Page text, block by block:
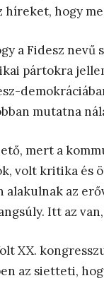
híreket, hogy
a Fidesz nevű
pártokra
mutatna
mert a
volt kritika és
az
Itt az
XX.
az sietteti,